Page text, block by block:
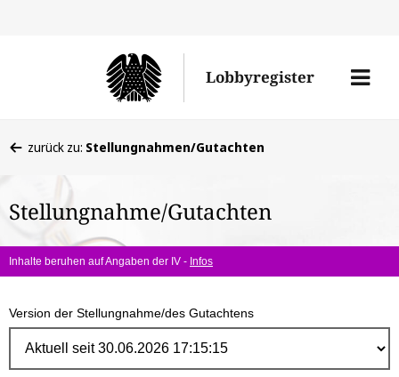
Lobbyregister
Menü
befinden
hier:
zurück zu: Stellungnahmen/Gutachten
Stellungnahme/Gutachten
Inhalte beruhen auf Angaben der IV - Infos
Version der Stellungnahme/des Gutachtens